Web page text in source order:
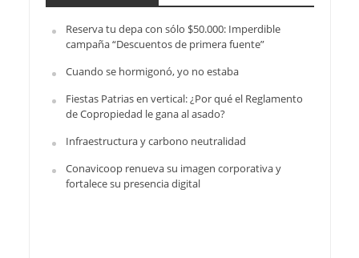
Reserva tu depa con sólo $50.000: Imperdible
campaña “Descuentos de primera fuente”
Cuando se hormigonó, yo no estaba
Fiestas Patrias en vertical: ¿Por qué el Reglamento
de Copropiedad le gana al asado?
Infraestructura y carbono neutralidad
Conavicoop renueva su imagen corporativa y
fortalece su presencia digital